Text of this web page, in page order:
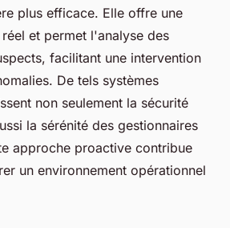
plus efficace. Elle offre une
et permet l'analyse des
facilitant une intervention
De tels systèmes
non seulement la sécurité
la sérénité des gestionnaires
approche proactive contribue
un environnement opérationnel